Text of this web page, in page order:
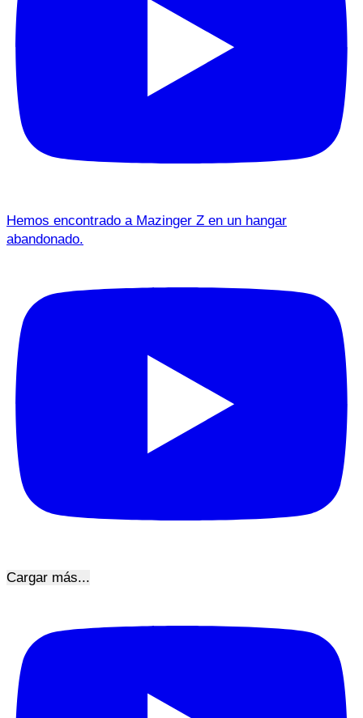
Hemos encontrado a Mazinger Z en un hangar
abandonado.
Cargar más...